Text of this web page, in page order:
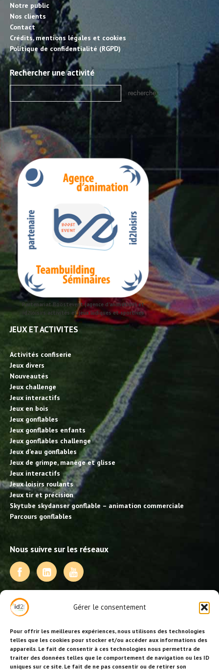
Gérer le consentement
Pour offrir les meilleures expériences, nous utilisons des technologies
telles que les cookies pour stocker et/ou accéder aux informations des
appareils. Le fait de consentir à ces technologies nous permettra de
traiter des données telles que le comportement de navigation ou les ID
uniques sur ce site. Le fait de ne pas consentir ou de retirer son
Notre public
Nos clients
Contact
Crédits, mentions légales et cookies
Politique de confidentialité (RGPD)
Rechercher une activité
Partenariat Boostevent (agence d'animation) et
id2loisirs activités et jeux ludiques et sportives
JEUX ET ACTIVITES
Activités confiserie
Jeux divers
Nouveautés
Jeux challenge
Jeux interactifs
Jeux en bois
Jeux gonflables
Jeux gonflables enfants
Jeux gonflables challenge
Jeux d’eau gonflables
Jeux de grimpe, manège et glisse
Jeux interactifs
Jeux loisirs roulants
Jeux tir et précision
Skytube skydanser gonflable – animation commerciale
Parcours gonflables
Nous suivre sur les réseaux
NOS PRESTATIONS
Activités, jeux et animations BDE
Animations événementielles
Animations EVJF – EVJG
Animations hôtellerie
Animations anniversaires